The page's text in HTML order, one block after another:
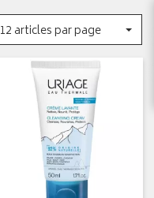
12 articles par page